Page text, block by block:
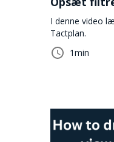
I denne video
Tactplan.
1min